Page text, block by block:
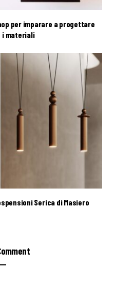
per imparare a progettare
materiali
Serica di Masiero